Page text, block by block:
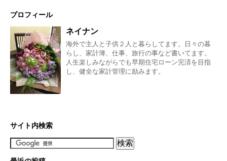
プロフィール
ネイナン
海外で主人と子供２人と暮らしてます。日々の暮
らし、家計簿、仕事、旅行の事など書いてます。
人生楽しみながらでも早期住宅ローン完済を目指
し、健全な家計管理に励みます。
サイト内検索